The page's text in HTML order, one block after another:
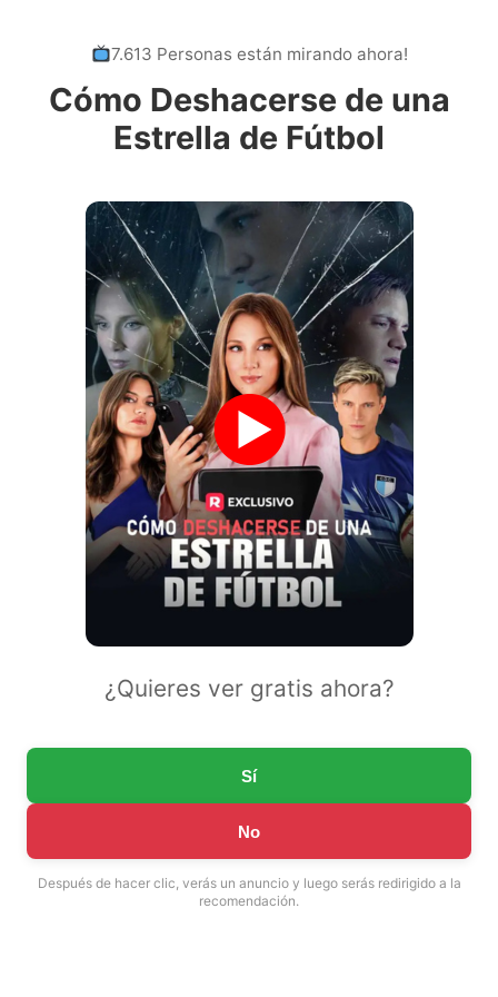
7.613 Personas están mirando ahora!
Cómo Deshacerse de una
Estrella de Fútbol
¿Quieres ver gratis ahora?
Sí
No
Después de hacer clic, verás un anuncio y luego serás redirigido a la
recomendación.